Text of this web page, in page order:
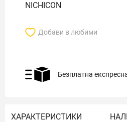
NICHICON
Добави в любими
Безплатна
ХАРАКТЕРИСТИКИ